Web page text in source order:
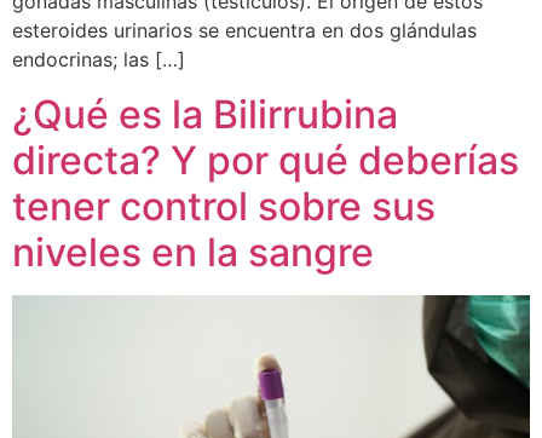
esteroides urinarios se encuentra en dos glándulas
endocrinas; las […]
¿Qué es la Bilirrubina
directa? Y por qué deberías
tener control sobre sus
niveles en la sangre